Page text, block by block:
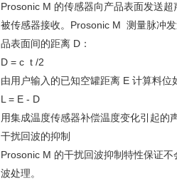
Prosonic M 的传感器向产品表面发送
被传感器接收。Prosonic M 测量脉冲
品表面间的距离 D：
D = c t /2
由用户输入的已知空罐距离 E 计算料位
L = E - D
用集成温度传感器补偿温度变化引起的
干扰回波的抑制
Prosonic M 的干扰回波抑制特性保证
波处理。